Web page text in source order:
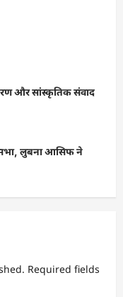
और सांस्कृतिक संवाद
सभा, लुबना आसिफ ने
Required fields